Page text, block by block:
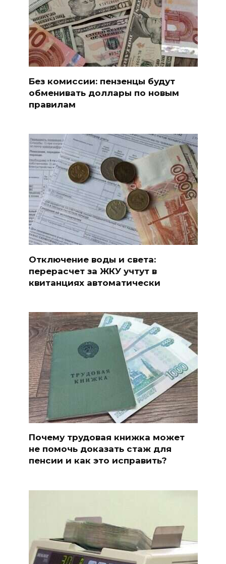
Без комиссии: пензенцы будут
обменивать доллары по новым
правилам
Отключение воды и света:
перерасчет за ЖКУ учтут в
квитанциях автоматически
Почему трудовая книжка может
не помочь доказать стаж для
пенсии и как это исправить?